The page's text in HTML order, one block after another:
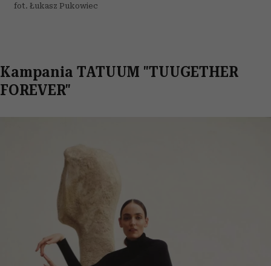
fot. Łukasz Pukowiec
Kampania TATUUM "TUUGETHER
FOREVER"